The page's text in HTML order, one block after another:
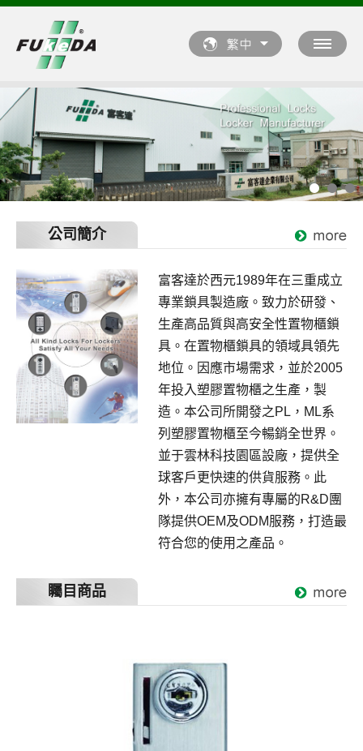
公司簡介
富客達於西元1989年在三重成立
專業鎖具製造廠。致力於研發、
生產高品質與高安全性置物櫃鎖
具。在置物櫃鎖具的領域具領先
地位。因應市場需求，並於2005
年投入塑膠置物櫃之生產，製
造。本公司所開發之PL，ML系
列塑膠置物櫃至今暢銷全世界。
並于雲林科技園區設廠，提供全
球客戶更快速的供貨服務。此
外，本公司亦擁有專屬的R&D團
隊提供OEM及ODM服務，打造最
符合您的使用之產品。
矚目商品